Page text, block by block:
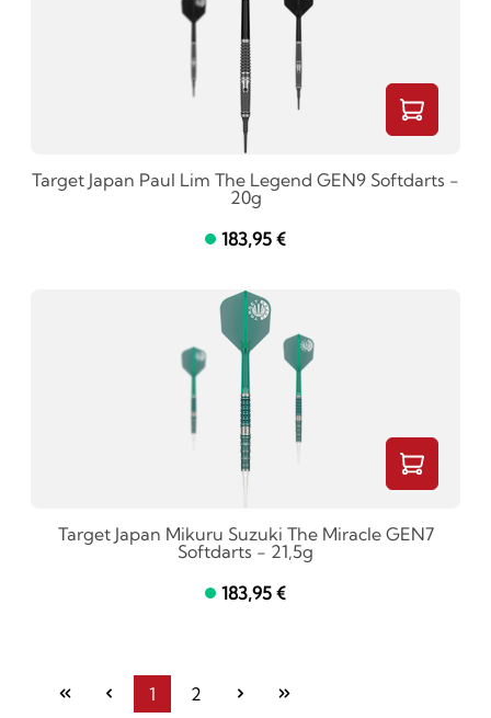
Target Japan Paul Lim The Legend GEN9 Softdarts -
20g
183,95 €
Target Japan Mikuru Suzuki The Miracle GEN7
Softdarts - 21,5g
183,95 €
Seite
1
Seite
2